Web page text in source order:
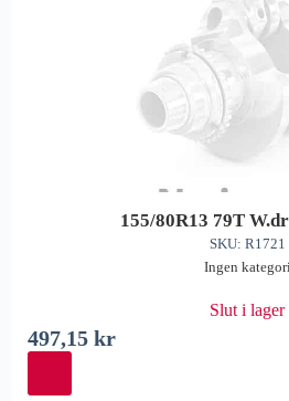
155/80R13 79T
SKU: R1721
Ingen
Slut i lager
497,15 kr